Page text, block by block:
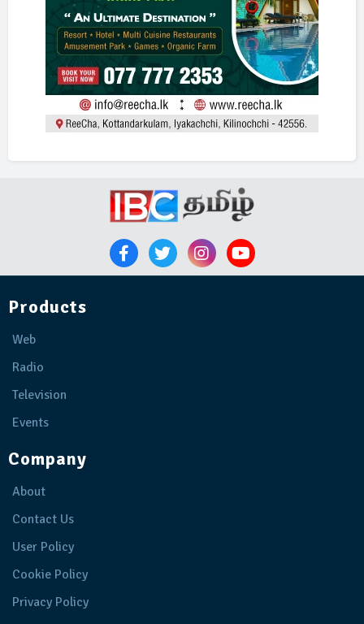
Products
Web
Radio
Television
Events
Company
About
Contact Us
User Policy
Cookie Policy
Privacy Policy